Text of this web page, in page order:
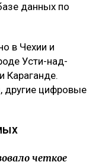
данных по
в Чехии и
Усти-над-
Караганде.
другие цифровые
четкое